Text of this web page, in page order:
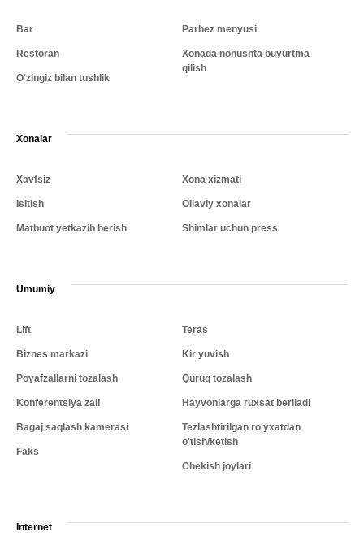
Bar
Restoran
O'zingiz bilan tushlik
Parhez menyusi
Xonada nonushta buyurtma
qilish
Xonalar
Xavfsiz
Isitish
Matbuot yetkazib berish
Xona xizmati
Oilaviy xonalar
Shimlar uchun press
Umumiy
Lift
Biznes markazi
Poyafzallarni tozalash
Konferentsiya zali
Bagaj saqlash kamerasi
Faks
Teras
Kir yuvish
Quruq tozalash
Hayvonlarga ruxsat beriladi
Tezlashtirilgan ro'yxatdan
o'tish/ketish
Chekish joylari
Internet